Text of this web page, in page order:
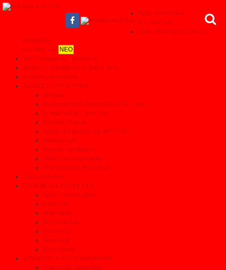
Τιμές Καινούριων
αυτοκινήτων
Τιμές Leasing για όλες τις
κατηγορίες
αυτοκινήτων ΝΕΟ
Test Συνεργείων - Το θαύμα!
Αξίζουν ή δεν αξίζουν τα λεφτά τους
Απόψεις - Αναλύσεις
ΔΟΚΙΜΕΣ - ΣΥΓΚΡΙΤΙΚΑ
Δοκιμές
Αποκαλυπτικά Συγκριτικά σε 11 τομείς
Συγκριτικά αυτοκινήτων
Μεγάλες δοκιμές
Αρθρα & Ερευνες της AUTOBILD
Τα καλύτερα
Αγοραστικά θέματα
Ηλεκτρικά αυτοκίνητα
Παρουσιάσεις Μοντέλων
Όλες οι ειδήσεις
ΠΡΟΙΟΝΤΑ & ΥΠΗΡΕΣΙΕΣ
Βρες Επαγγελματία
Ελαστικά
After sales
Ανταλλακτικά
Συνεργεία
Αξεσουάρ
Φανοποιεία
ΣΥΜΒΟΥΛΕΣ & ΤΕΧΝΙΚΑ ΑΡΘΡΑ
Συμβουλές οικονομίας